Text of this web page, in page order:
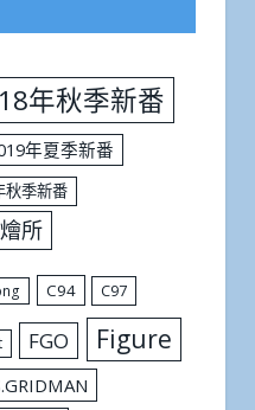
年秋季新番
年夏季新番
季新番
所
C94 C97
FGO Figure